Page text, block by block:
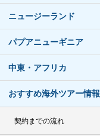
ニュージーランド
パプアニューギニア
中東・アフリカ
おすすめ海外ツアー情報
契約までの流れ